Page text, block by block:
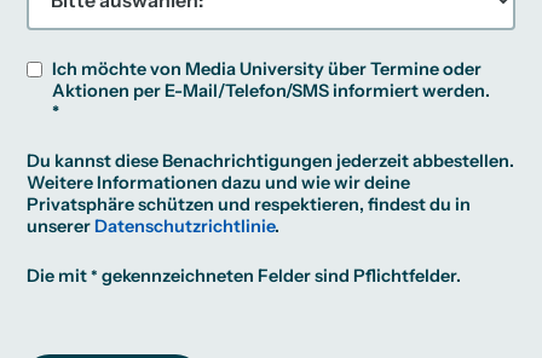
Ich möchte von Media University über Termine oder
Aktionen per E-Mail/Telefon/SMS informiert werden.
*
Du kannst diese Benachrichtigungen jederzeit abbestellen.
Weitere Informationen dazu und wie wir deine
Privatsphäre schützen und respektieren, findest du in
unsererDatenschutzrichtlinie.
Die mit gekennzeichneten Felder sind Pflichtfelder.